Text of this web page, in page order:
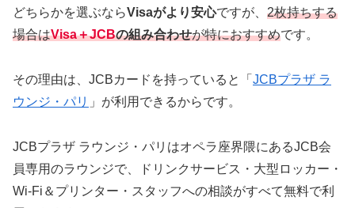
どちらかを選ぶならVisaがより安心ですが、 2枚持ちする
場合はVisa＋JCBの組み合わせが特におすすめです。
その理由は、JCBカードを持っていると「 JCBプラザ ラ
ウンジ・パリ 」が利用できるからです。
JCBプラザ ラウンジ・パリはオペラ座界隈にあるJCB会
員専用のラウンジで、ドリンクサービス・大型ロッカー・
Wi-Fi＆プリンター・スタッフへの相談がすべて無料で利